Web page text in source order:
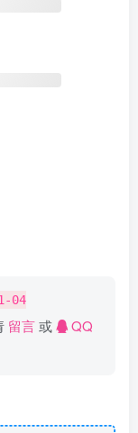
04
留言或
QQ